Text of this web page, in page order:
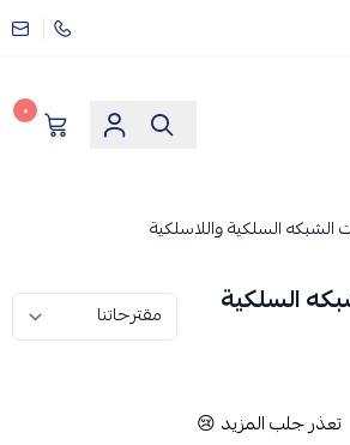
٠
الشبكه السلكية واللاسلكية
السلكية
تعذر جلب المزيد 😢